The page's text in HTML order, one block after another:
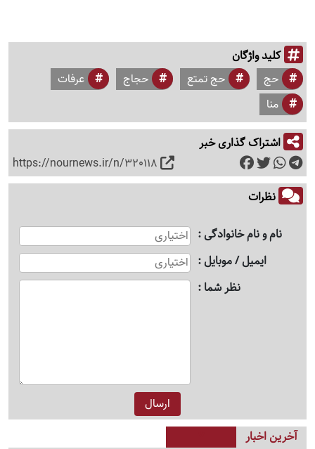
کلید واژگان
حج حج تمتع حجاج
عرفات
منا
اشتراک گذاری خبر
https://nournews.ir/n/320118
نظرات
نام و نام خانوادگی
ایمیل / موبایل
نظر شما
آخرین اخبار